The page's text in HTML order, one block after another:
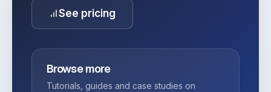
See pricing
Browse more
Tutorials, guides and case studies on